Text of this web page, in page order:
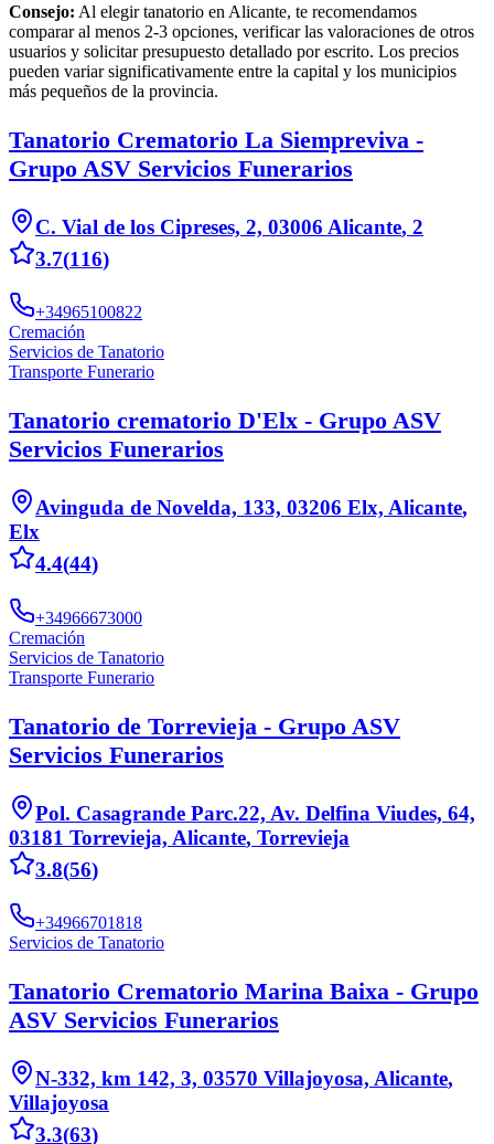
Consejo: Al elegir tanatorio en Alicante, te recomendamos
comparar al menos 2-3 opciones, verificar las valoraciones de otros
usuarios y solicitar presupuesto detallado por escrito. Los precios
pueden variar significativamente entre la capital y los municipios
más pequeños de la provincia.
Tanatorio Crematorio La Siempreviva -
Grupo ASV Servicios Funerarios
C. Vial de los Cipreses, 2, 03006 Alicante, 2
3.7(116)
+34965100822
Cremación
Servicios de Tanatorio
Transporte Funerario
Tanatorio crematorio D'Elx - Grupo ASV
Servicios Funerarios
Avinguda de Novelda, 133, 03206 Elx, Alicante,
Elx
4.4(44)
+34966673000
Cremación
Servicios de Tanatorio
Transporte Funerario
Tanatorio de Torrevieja - Grupo ASV
Servicios Funerarios
Pol. Casagrande Parc.22, Av. Delfina Viudes, 64,
03181 Torrevieja, Alicante, Torrevieja
3.8(56)
+34966701818
Servicios de Tanatorio
Tanatorio Crematorio Marina Baixa - Grupo
ASV Servicios Funerarios
N-332, km 142, 3, 03570 Villajoyosa, Alicante,
Villajoyosa
3.3(63)